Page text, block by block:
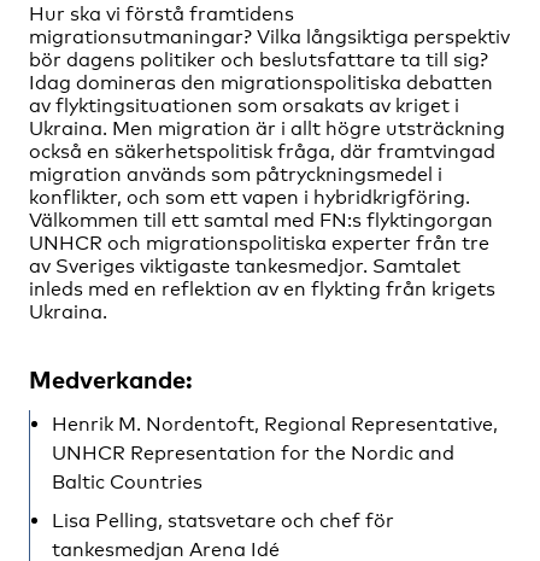
Hur ska vi förstå framtidens
migrationsutmaningar? Vilka långsiktiga perspektiv
bör dagens politiker och beslutsfattare ta till sig?
Idag domineras den migrationspolitiska debatten
av flyktingsituationen som orsakats av kriget i
Ukraina. Men migration är i allt högre utsträckning
också en säkerhetspolitisk fråga, där framtvingad
migration används som påtryckningsmedel i
konflikter, och som ett vapen i hybridkrigföring.
Välkommen till ett samtal med FN:s flyktingorgan
UNHCR och migrationspolitiska experter från tre
av Sveriges viktigaste tankesmedjor. Samtalet
inleds med en reflektion av en flykting från krigets
Ukraina.
Medverkande:
Henrik M. Nordentoft, Regional Representative,
UNHCR Representation for the Nordic and
Baltic Countries
Lisa Pelling, statsvetare och chef för
tankesmedjan Arena Idé